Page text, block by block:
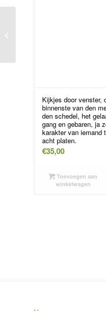
Kijkjes door venster,
binnenste van den
den schedel, het
gang en gebaren, ja
karakter van iemand
acht platen.
€35,00
Toevoegen aan
winkelwagen